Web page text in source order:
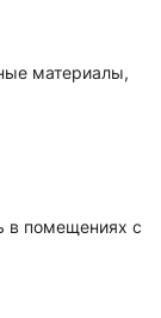
материалы,
в помещениях с